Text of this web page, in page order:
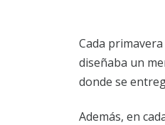
Cada
diseñaba un
donde se
Además, en